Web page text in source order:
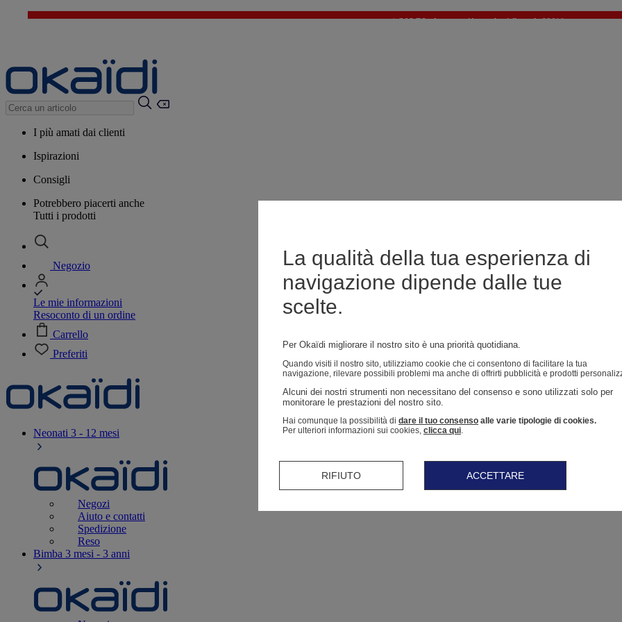
🔥SALDI : Ancora più prodotti fino al -60%*>
I più amati dai clienti
Ispirazioni
Consigli
Potrebbero piacerti anche
Tutti i prodotti
Negozio
Le mie informazioni
Resoconto di un ordine
Carrello
Preferiti
Neonati 3 - 12 mesi
Negozi
Aiuto e contatti
Spedizione
Reso
Bimba 3 mesi - 3 anni
La qualità della tua esperienza di
navigazione dipende dalle tue
scelte.
Per Okaïdi migliorare il nostro sito è una priorità quotidiana.
Quando visiti il ​​nostro sito, utilizziamo cookie che ci consentono di facilitare la tua
navigazione, rilevare possibili problemi ma anche di offrirti pubblicità e prodotti
Alcuni dei nostri strumenti non necessitano del consenso e sono utilizzati solo per
monitorare le prestazioni del nostro sito.
Hai comunque la possibilità di dare il tuo consenso alle varie tipologie di cookies.
Per ulteriori informazioni sui cookies, clicca qui
RIFIUTO ACCETTARE